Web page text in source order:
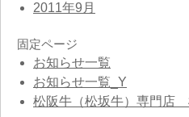
2011年9月
固定ページ
お知らせ一覧
お知らせ一覧_Y
松阪牛（松坂牛）専門店